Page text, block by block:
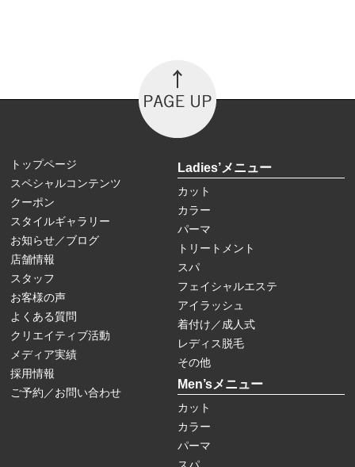
トップページ
スペシャルコンテンツ
クーポン
スタイルギャラリー
お知らせ／ブログ
店舗情報
スタッフ
お客様の声
よくある質問
クリエイティブ活動
メディア実績
採用情報
ご予約／お問い合わせ
Ladies’メニュー
カット
カラー
パーマ
トリートメント
スパ
フェイシャルエステ
アイラッシュ
着付け／成人式
レディス脱毛
その他
Men’sメニュー
カット
カラー
パーマ